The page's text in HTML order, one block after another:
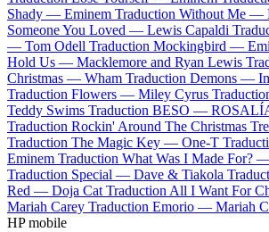
Shady — Eminem Traduction Without Me —
Someone You Loved — Lewis Capaldi
— Tom Odell Traduction Mockingbird —
Hold Us — Macklemore and Ryan Lewis
Christmas — Wham Traduction Demons —
Traduction Flowers — Miley Cyrus
Teddy Swims Traduction BESO —
Traduction Rockin' Around The Christmas
Traduction The Magic Key — One-T
Eminem Traduction What Was I Made For?
Traduction Special — Dave & Tiakola
Red — Doja Cat Traduction All I Want For
Mariah Carey Traduction Emorio — Mariah
HP mobile